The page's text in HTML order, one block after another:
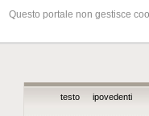
Questo portale non gestisce
testo ipovedenti